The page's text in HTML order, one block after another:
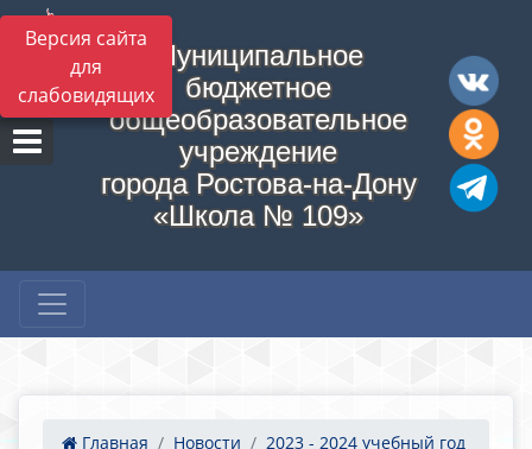
Версия сайта
для
слабовидящих
Муниципальное
бюджетное
общеобразовательное
учреждение
города Ростова-на-Дону
«Школа № 109»
Главная Новости
2023 - 2024 учебный год